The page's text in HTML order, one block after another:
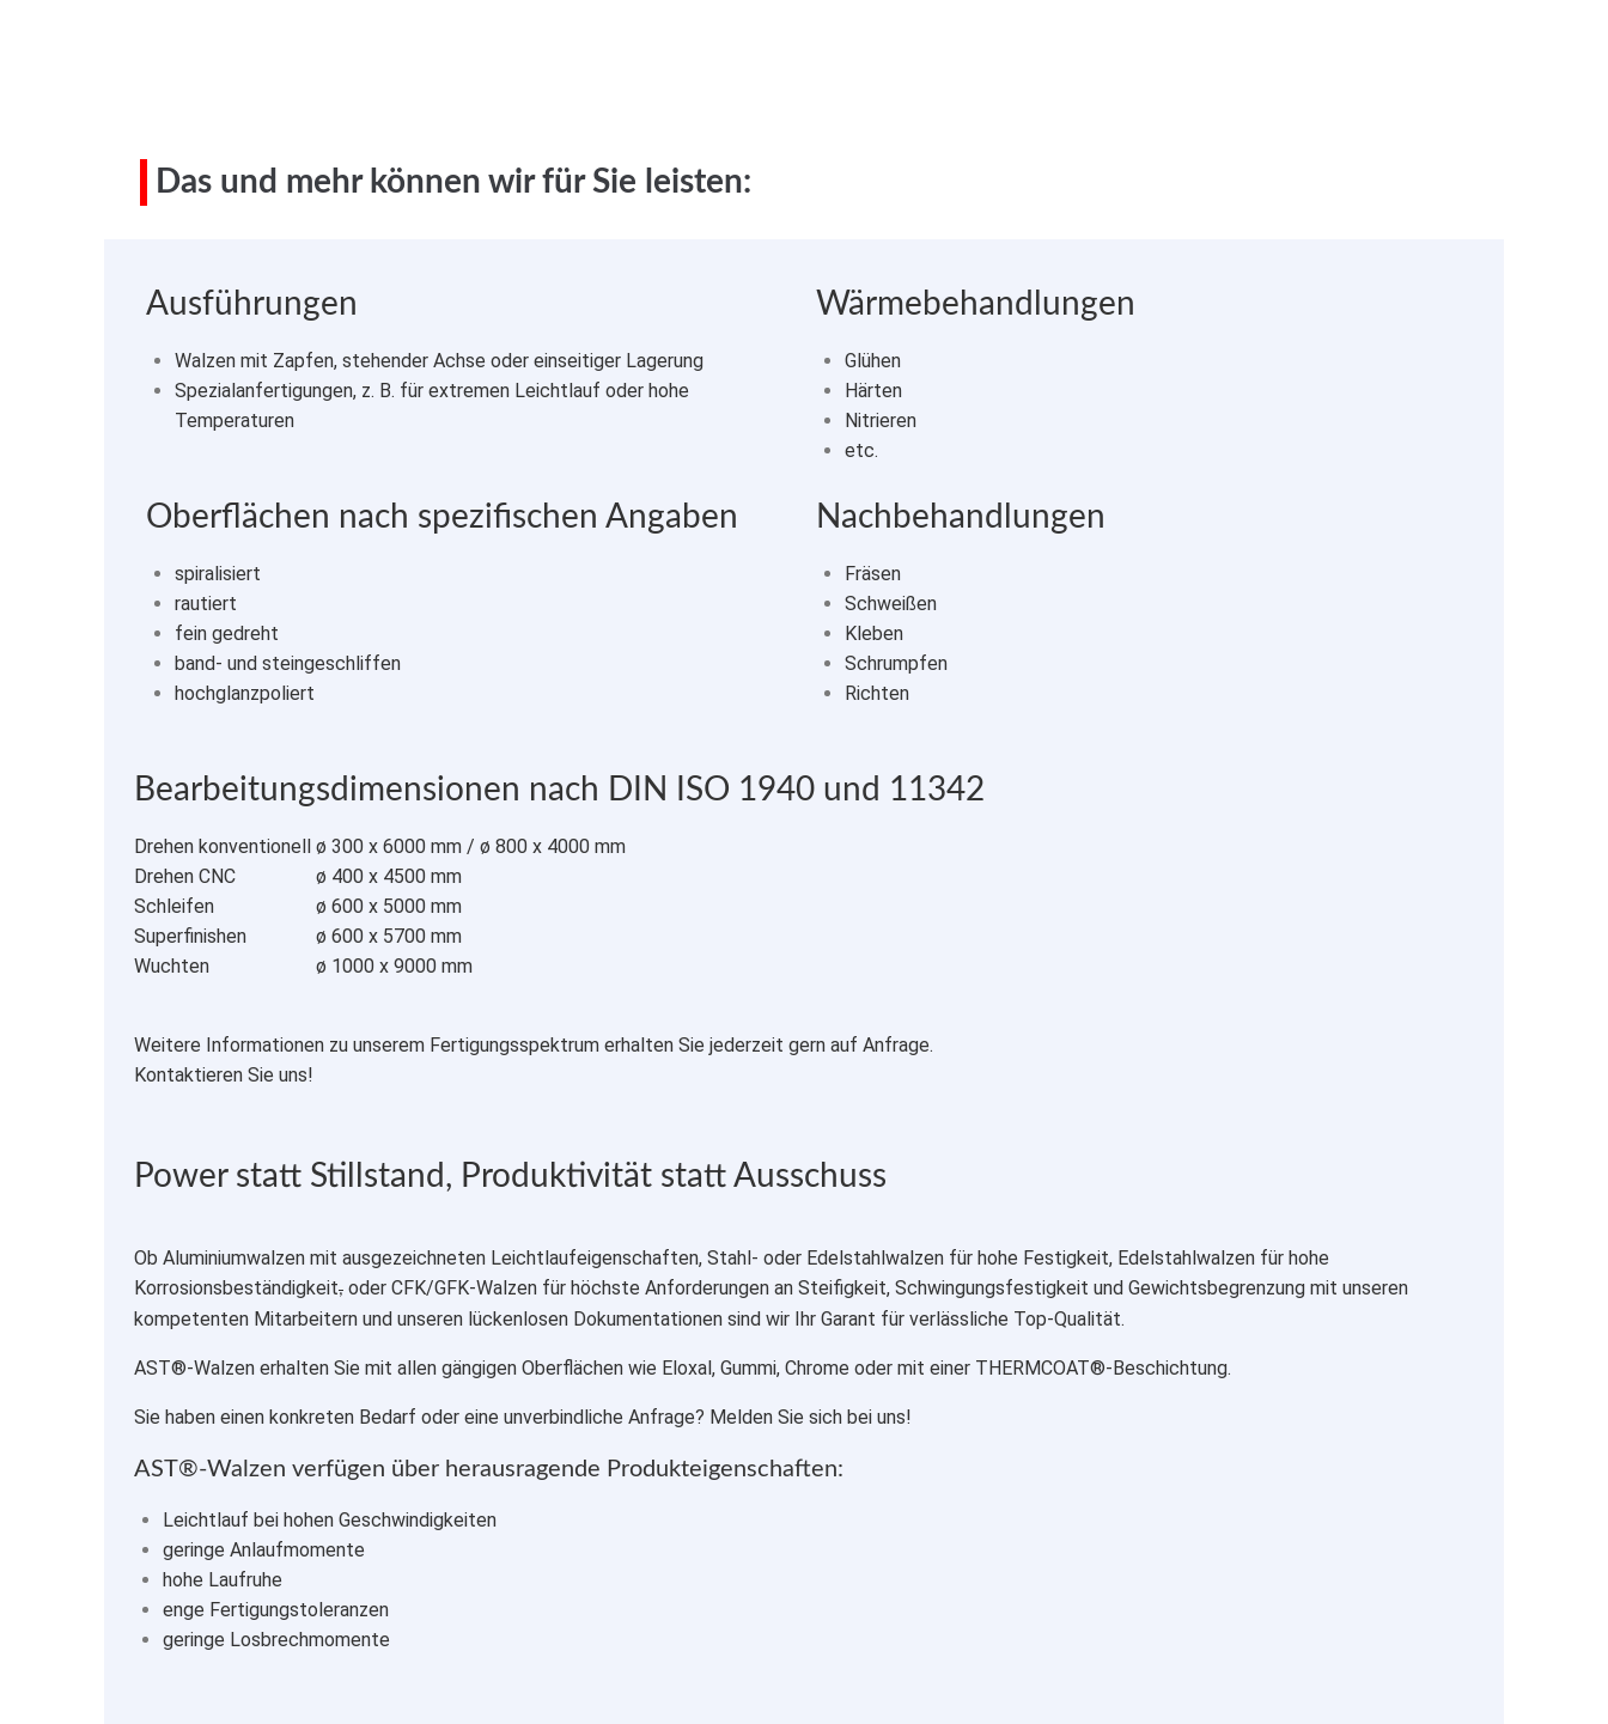
Das und mehr können wir für Sie leisten:
Ausführungen
Walzen mit Zapfen, stehender Achse oder einseitiger Lagerung
Spezialanfertigungen, z. B. für extremen Leichtlauf oder hohe
Temperaturen
Oberflächen nach spezifischen Angaben
spiralisiert
rautiert
fein gedreht
band- und steingeschliffen
hochglanzpoliert
Wärmebehandlungen
Glühen
Härten
Nitrieren
etc.
Nachbehandlungen
Fräsen
Schweißen
Kleben
Schrumpfen
Richten
Bearbeitungsdimensionen nach DIN ISO 1940 und 11342
Drehen konventionell ø 300 x 6000 mm / ø 800 x 4000 mm
Drehen CNC
ø 400 x 4500 mm
Schleifen
ø 600 x 5000 mm
Superfinishen
ø 600 x 5700 mm
Wuchten
ø 1000 x 9000 mm
Weitere Informationen zu unserem Fertigungsspektrum erhalten Sie jederzeit gern auf Anfrage.
Kontaktieren Sie uns!
Power statt Stillstand, Produktivität statt Ausschuss
Ob Aluminiumwalzen mit ausgezeichneten Leichtlaufeigenschaften, Stahl- oder Edelstahlwalzen für hohe Festigkeit, Edelstahlwalzen für hohe
Korrosionsbeständigkeit, oder CFK/GFK-Walzen für höchste Anforderungen an Steifigkeit, Schwingungsfestigkeit und Gewichtsbegrenzung mit unseren
kompetenten Mitarbeitern und unseren lückenlosen Dokumentationen sind wir Ihr Garant für verlässliche Top-Qualität.
AST®-Walzen erhalten Sie mit allen gängigen Oberflächen wie Eloxal, Gummi, Chrome oder mit einer THERMCOAT®-Beschichtung.
Sie haben einen konkreten Bedarf oder eine unverbindliche Anfrage? Melden Sie sich bei uns!
AST®-Walzen verfügen über herausragende Produkteigenschaften:
Leichtlauf bei hohen Geschwindigkeiten
geringe Anlaufmomente
hohe Laufruhe
enge Fertigungstoleranzen
geringe Losbrechmomente